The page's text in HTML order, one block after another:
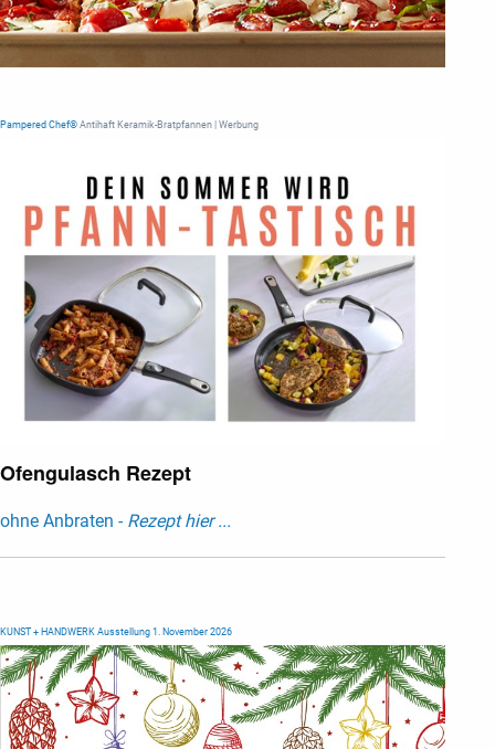
Pampered Chef® Antihaft Keramik-Bratpfannen | Werbung
Ofengulasch Rezept
ohne Anbraten - Rezept hier ...
KUNST + HANDWERK Ausstellung 1. November 2026